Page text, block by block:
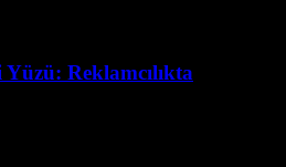
Reklamcılıkta